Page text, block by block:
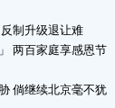
制升级退让难
两百家庭享感恩节
倘继续北京毫不犹